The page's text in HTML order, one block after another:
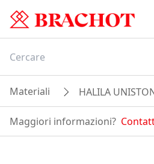
Materiali HALILA
Maggiori informazioni?